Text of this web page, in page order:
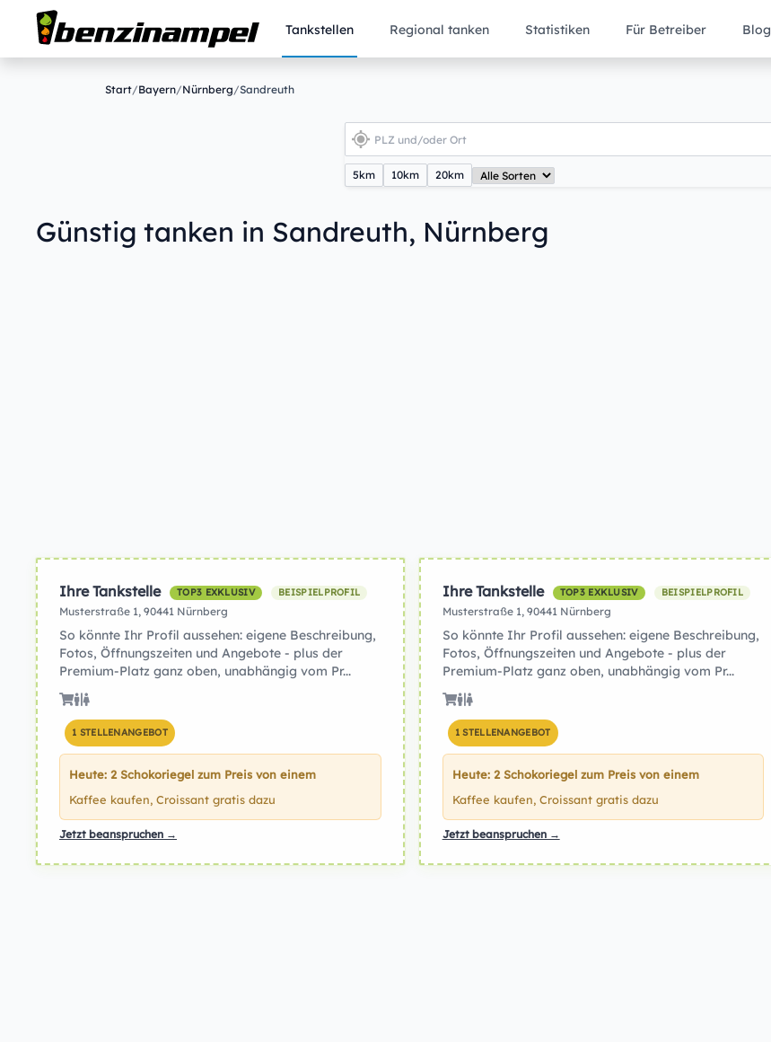
Tankstellen Regional tanken Statistiken Für Betreiber Blog
Start/Bayern/Nürnberg/Sandreuth
5km 10km 20km
Günstig tanken in Sandreuth, Nürnberg
Ihre Tankstelle TOP3 EXKLUSIV BEISPIELPROFIL
Musterstraße 1, 90441 Nürnberg
So könnte Ihr Profil aussehen: eigene Beschreibung,
Fotos, Öffnungszeiten und Angebote - plus der
Premium-Platz ganz oben, unabhängig vom Pr...
1 STELLENANGEBOT
Heute: 2 Schokoriegel zum Preis von einem
Kaffee kaufen, Croissant gratis dazu
Jetzt beanspruchen →
Ihre Tankstelle TOP3 EXKLUSIV BEISPIELPROFIL
Musterstraße 1, 90441 Nürnberg
So könnte Ihr Profil aussehen: eigene Beschreibung,
Fotos, Öffnungszeiten und Angebote - plus der
Premium-Platz ganz oben, unabhängig vom Pr...
1 STELLENANGEBOT
Heute: 2 Schokoriegel zum Preis von einem
Kaffee kaufen, Croissant gratis dazu
Jetzt beanspruchen →